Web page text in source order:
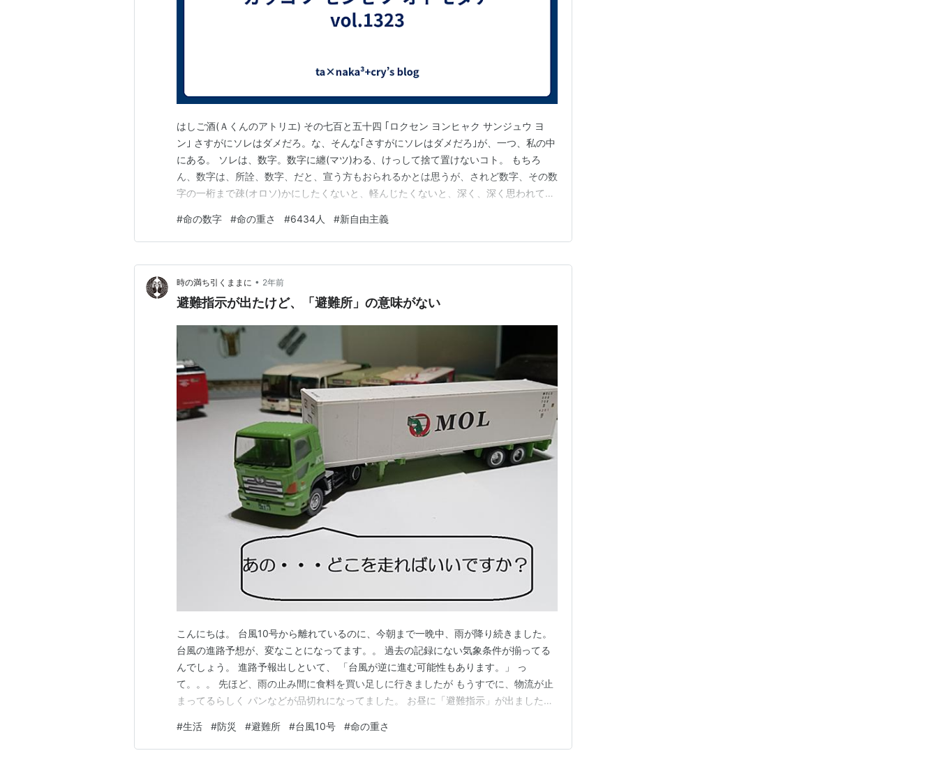
はしご酒(Ａくんのアトリエ) その七百と五十四 ｢ロクセン ヨンヒャク サンジュウ ヨ
ン｣ さすがにソレはダメだろ。な、そんな｢さすがにソレはダメだろ｣が、一つ、私の中
にある。 ソレは、数字。数字に纏(マツ)わる、けっして捨て置けないコト。 もちろ
ん、数字は、所詮、数字、だと、宣う方もおられるかとは思うが、されど数字、その数
字の一桁まで疎(オロソ)かにしたくないと、軽んじたくないと、深く、深く思われてい
トンでもなく捨て置けないナニかを感じずにはおれないのである。 ｢ソコに深く関わっ
ていればいるほど、そのコトを深く受け…
#命の数字 #命の重さ #6434人 #新自由主義
時の満ち引くままに • 2年前
避難指示が出たけど、「避難所」の意味がない
こんにちは。 台風10号から離れているのに、今朝まで一晩中、雨が降り続きました。
台風の進路予想が、変なことになってます。。 過去の記録にない気象条件が揃ってる
んでしょう。 進路予報出しといて、 「台風が逆に進む可能性もあります。」 っ
て。。。 先ほど、雨の止み間に食料を買い足しに行きましたが もうすでに、物流が止
まってるらしく パンなどが品切れになってました。 お昼に「避難指示」が出ました。
想地域を通らなければならず 意味ないやーん！苦笑 それに「高齢者等避難（レベル
3）」ってあるでしょ？ この前提は「自力で歩い…
#生活 #防災 #避難所 #台風10号 #命の重さ